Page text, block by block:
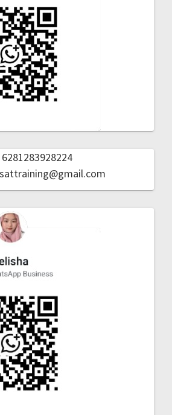
6281283928224